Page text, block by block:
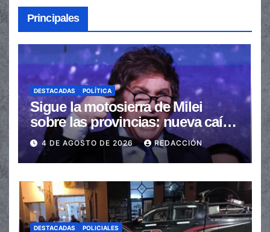
Principales
DESTACADAS POLÍTICA
Sigue la motosierra de Milei
sobre las provincias: nueva caída
de las transferencias no
automáticas
4 DE AGOSTO DE 2026 REDACCIÓN
DESTACADAS POLICIALES